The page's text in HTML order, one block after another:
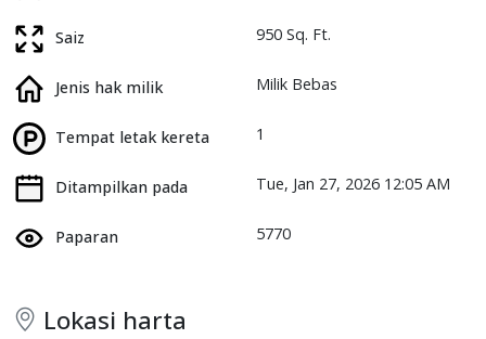
Saiz 950 Sq. Ft.
Jenis hak milik Milik Bebas
Tempat letak kereta 1
Ditampilkan pada Tue, Jan 27, 2026 12:05 AM
Paparan 5770
Lokasi harta